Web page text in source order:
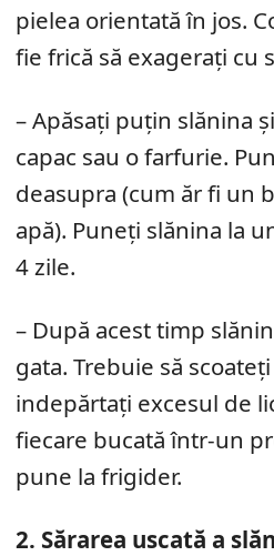
pielea orientată în jos.
fie frică să exagerați cu
– Apăsați puțin slănina
capac sau o farfurie.
deasupra (cum ăr fi un
apă). Puneți slănina la
4 zile.
– După acest timp
gata. Trebuie să
indepărtați excesul de
fiecare bucată într-un
pune la frigider.
2. Sărarea uscată a